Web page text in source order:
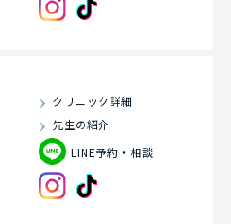
クリニック詳細
先生の紹介
LINE予約・相談